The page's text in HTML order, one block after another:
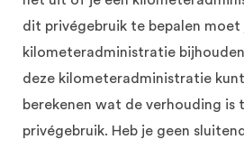
dit privégebruik te bepalen moet
kilometeradministratie
deze kilometeradministratie
berekenen wat de verhouding is
privégebruik. Heb je geen